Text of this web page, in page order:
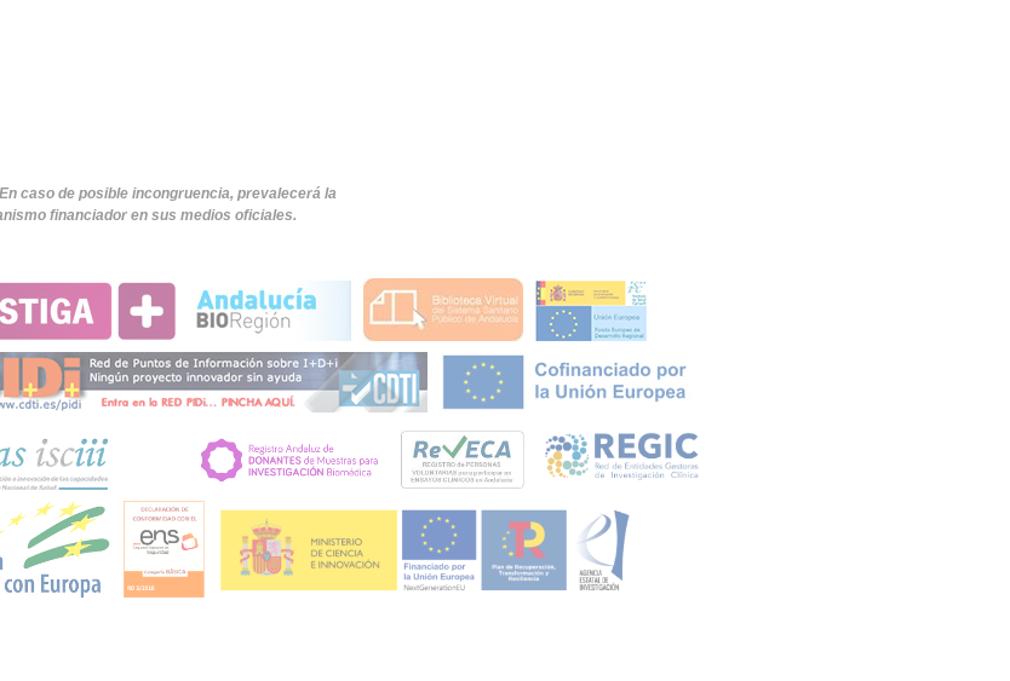
caso de posible incongruencia, prevalecerá la
financiador en sus medios oficiales.